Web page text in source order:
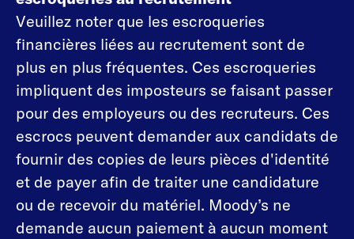
Veuillez noter que les escroqueries
financières liées au recrutement sont de
plus en plus fréquentes. Ces escroqueries
impliquent des imposteurs se faisant passer
pour des employeurs ou des recruteurs. Ces
escrocs peuvent demander aux candidats de
fournir des copies de leurs pièces d'identité
et de payer afin de traiter une candidature
ou de recevoir du matériel. Moody’s ne
demande aucun paiement à aucun moment